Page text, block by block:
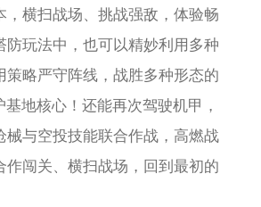
，横扫战场、挑战强敌，体验畅
防玩法中，也可以精妙利用多种
策略严守阵线，战胜多种形态的
地核心！还能再次驾驶机甲，
械与空投技能联合作战，高燃战
作闯关、横扫战场，回到最初的